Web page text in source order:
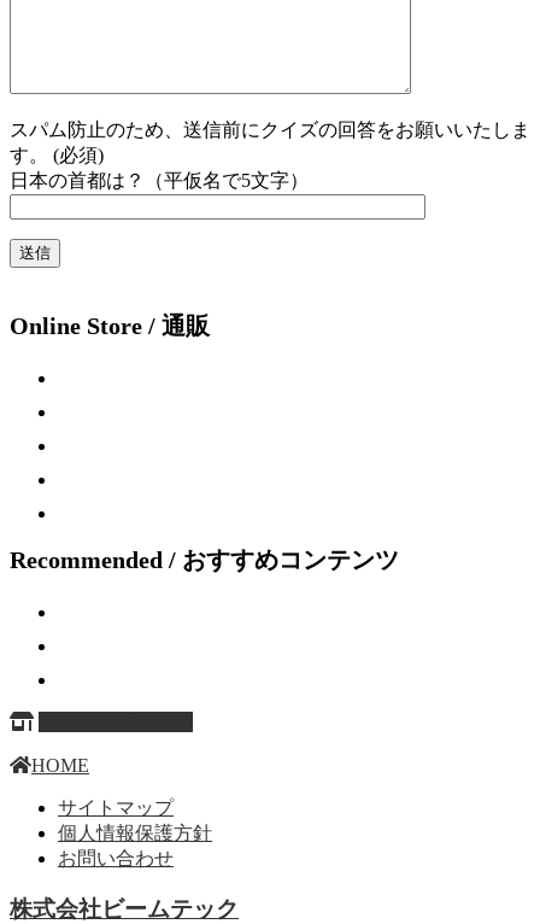
スパム防止のため、送信前にクイズの回答をお願いいたしま
す。 (必須)
日本の首都は？（平仮名で5文字）
Online Store / 通販
Recommended / おすすめコンテンツ
HOME
サイトマップ
個人情報保護方針
お問い合わせ
株式会社ビームテック